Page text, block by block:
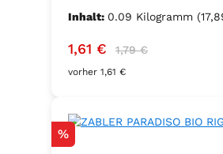
Geschmacksverstärker,
Inhalt: 0.09 Kilogramm
Verkaufspreis:
1,61 € Regulärer Preis:
1,79 €
vorher 1,61 €
Rabatt
%